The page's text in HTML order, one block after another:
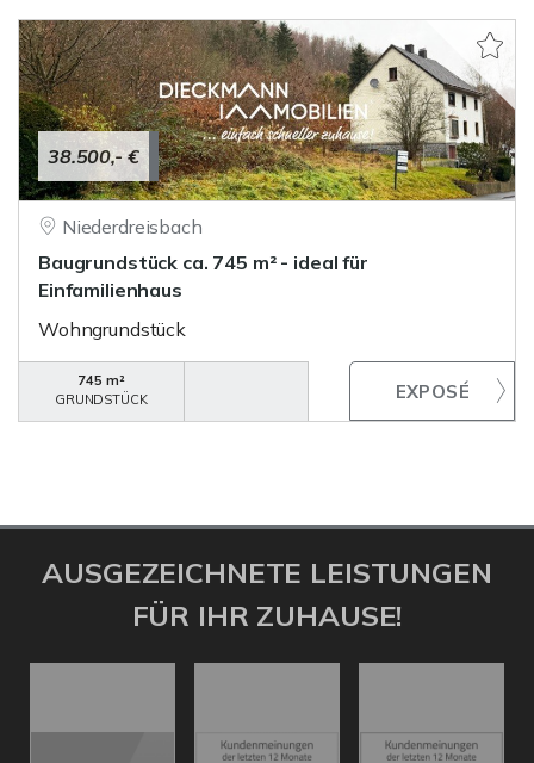
38.500,- €
Niederdreisbach
Baugrundstück ca. 745 m² - ideal für
Einfamilienhaus
Wohngrundstück
745 m²
GRUNDSTÜCK
AUSGEZEICHNETE LEISTUNGEN
FÜR IHR ZUHAUSE!